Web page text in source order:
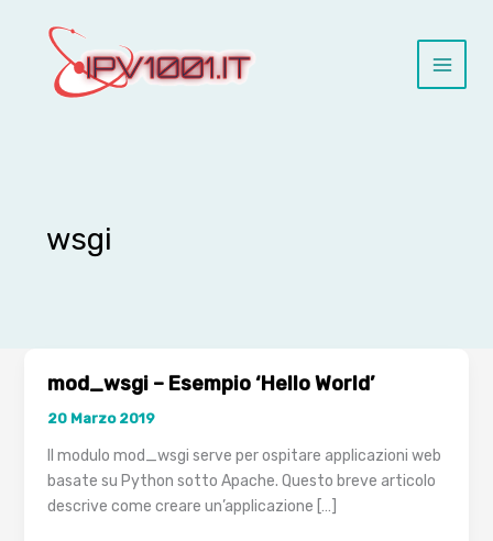
contenuto
wsgi
mod_wsgi – Esempio ‘Hello World’
20 Marzo 2019
Il modulo mod_wsgi serve per ospitare applicazioni web
basate su Python sotto Apache. Questo breve articolo
descrive come creare un’applicazione […]